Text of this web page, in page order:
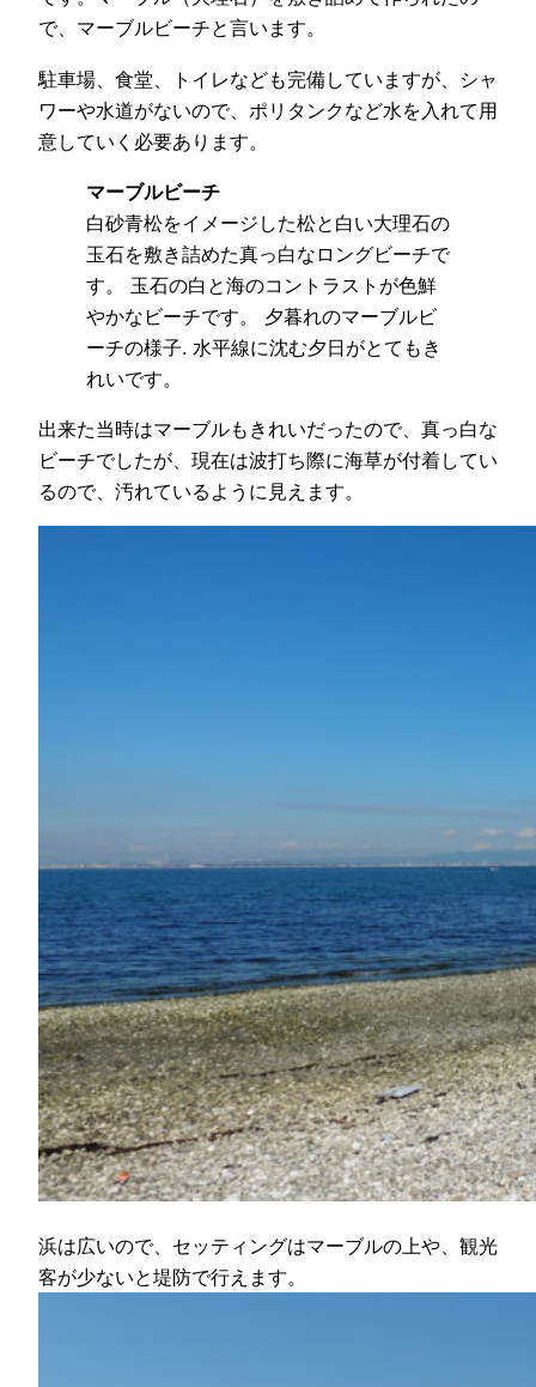
で、マーブルビーチと言います。
駐車場、食堂、トイレなども完備していますが、シャ
ワーや水道がないので、ポリタンクなど水を入れて用
意していく必要あります。
マーブルビーチ
白砂青松をイメージした松と白い大理石の
玉石を敷き詰めた真っ白なロングビーチで
す。 玉石の白と海のコントラストが色鮮
やかなビーチです。 夕暮れのマーブルビ
ーチの様子. 水平線に沈む夕日がとてもき
れいです。
出来た当時はマーブルもきれいだったので、真っ白な
ビーチでしたが、現在は波打ち際に海草が付着してい
るので、汚れているように見えます。
浜は広いので、セッティングはマーブルの上や、観光
客が少ないと堤防で行えます。